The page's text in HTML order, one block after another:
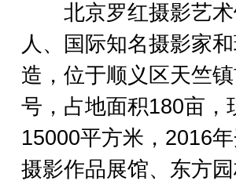
北京罗红摄影艺术
人、国际知名摄影家
造，位于顺义区天竺
号，占地面积180亩，
15000平方米，2016
摄影作品展馆、东方